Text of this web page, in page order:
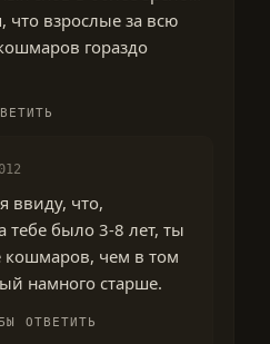
что взрослые за всю
гораздо
ввиду, что,
тебе было 3-8 лет, ты
чем в том
намного старше.
ОТВЕТИТЬ